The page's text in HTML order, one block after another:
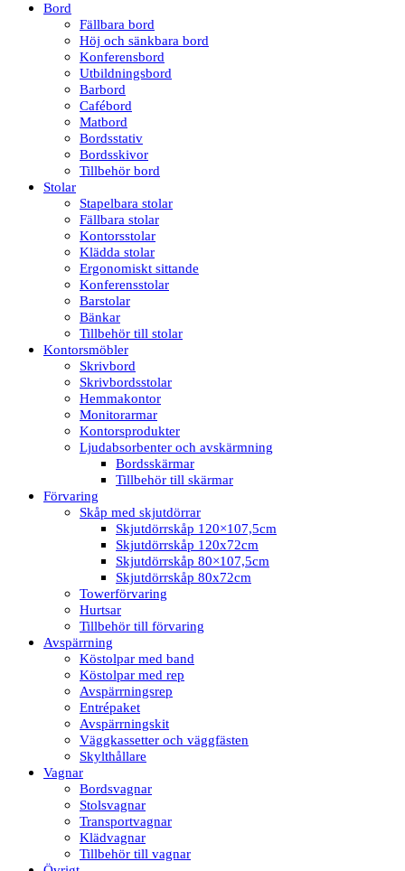
Bord
Fällbara bord
Höj och sänkbara bord
Konferensbord
Utbildningsbord
Barbord
Cafébord
Matbord
Bordsstativ
Bordsskivor
Tillbehör bord
Stolar
Stapelbara stolar
Fällbara stolar
Kontorsstolar
Klädda stolar
Ergonomiskt sittande
Konferensstolar
Barstolar
Bänkar
Tillbehör till stolar
Kontorsmöbler
Skrivbord
Skrivbordsstolar
Hemmakontor
Monitorarmar
Kontorsprodukter
Ljudabsorbenter och avskärmning
Bordsskärmar
Tillbehör till skärmar
Förvaring
Skåp med skjutdörrar
Skjutdörrskåp 120×107,5cm
Skjutdörrskåp 120x72cm
Skjutdörrskåp 80×107,5cm
Skjutdörrskåp 80x72cm
Towerförvaring
Hurtsar
Tillbehör till förvaring
Avspärrning
Köstolpar med band
Köstolpar med rep
Avspärrningsrep
Entrépaket
Avspärrningskit
Väggkassetter och väggfästen
Skylthållare
Vagnar
Bordsvagnar
Stolsvagnar
Transportvagnar
Klädvagnar
Tillbehör till vagnar